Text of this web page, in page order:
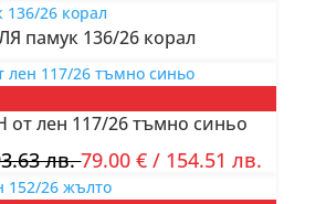
памук 136/26 корал
лен 117/26 тъмно синьо
лв.79.00€ / 154.51 лв.